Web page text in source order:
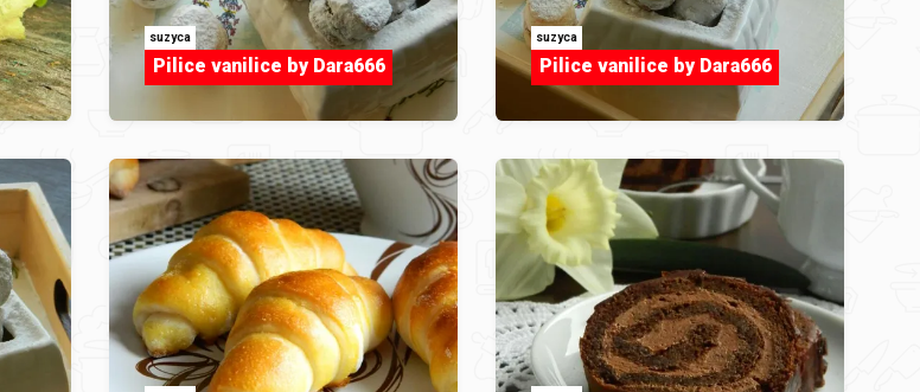
suzyca
Pilice vanilice by Dara666
suzyca
Pilice vanilice by Dara666